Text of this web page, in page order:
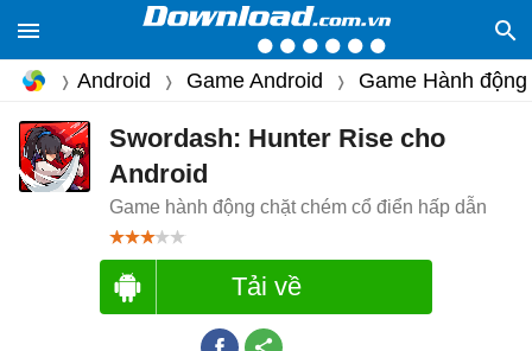
Android Game Android Game Hành động
Swordash: Hunter Rise cho
Android
Game hành động chặt chém cổ điển hấp dẫn
Tải về